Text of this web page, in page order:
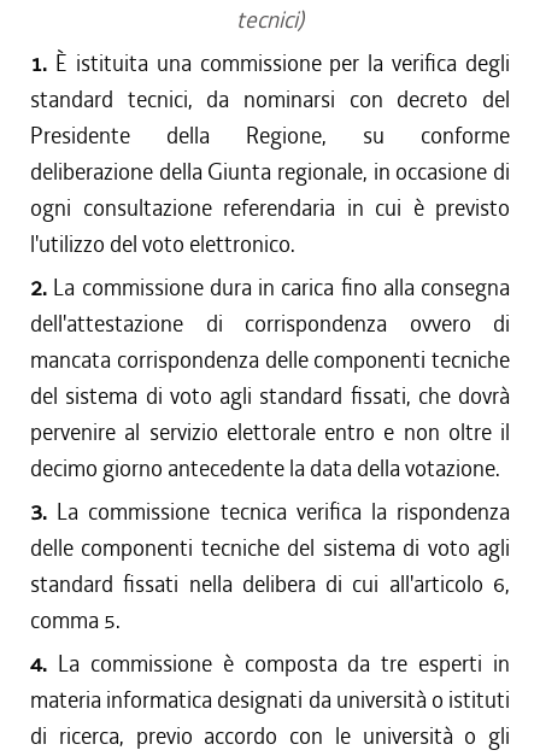
tecnici)
1. È istituita una commissione per la verifica degli
standard tecnici, da nominarsi con decreto del
Presidente della Regione, su conforme
deliberazione della Giunta regionale, in occasione di
ogni consultazione referendaria in cui è previsto
l'utilizzo del voto elettronico.
2. La commissione dura in carica fino alla consegna
dell'attestazione di corrispondenza ovvero di
mancata corrispondenza delle componenti tecniche
del sistema di voto agli standard fissati, che dovrà
pervenire al servizio elettorale entro e non oltre il
decimo giorno antecedente la data della votazione.
3. La commissione tecnica verifica la rispondenza
delle componenti tecniche del sistema di voto agli
standard fissati nella delibera di cui all'articolo 6,
comma 5.
4. La commissione è composta da tre esperti in
materia informatica designati da università o istituti
di ricerca, previo accordo con le università o gli